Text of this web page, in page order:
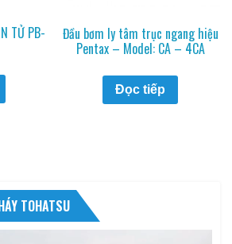
TỬ PB- Đầu bơm ly tâm trục ngang hiệu
Pentax – Model: CA – 4CA
Đọc tiếp
TOHATSU